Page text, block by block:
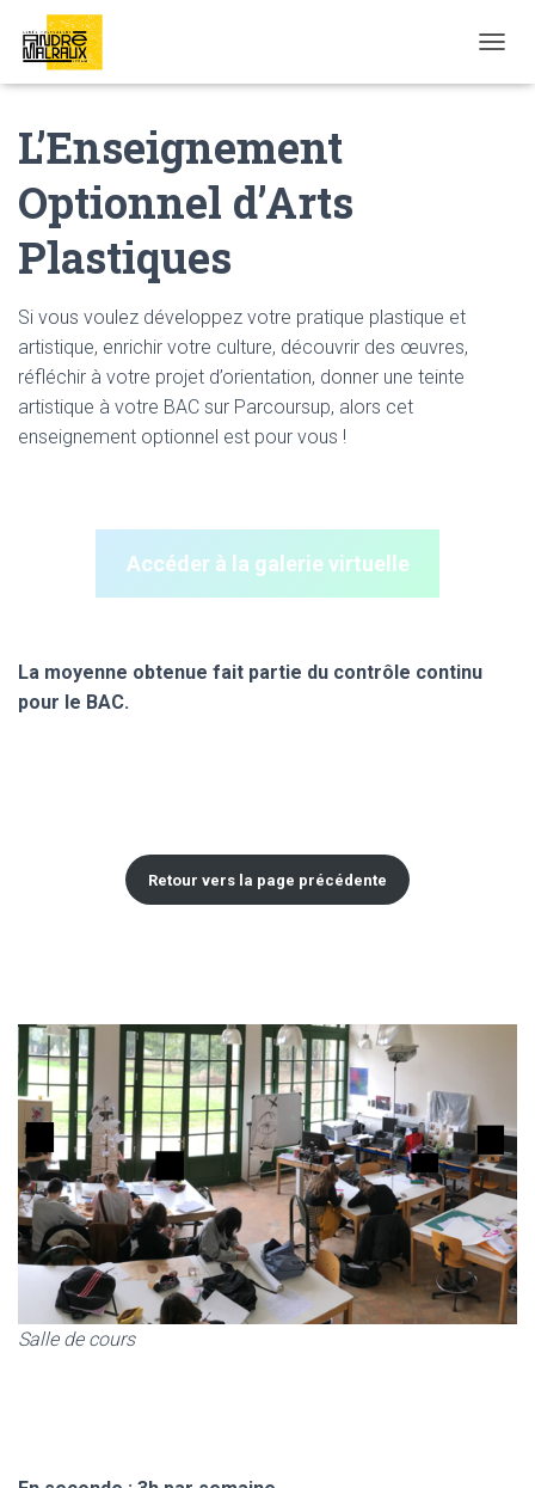
L’Enseignement
Optionnel d’Arts
Plastiques
Si vous voulez développez votre pratique plastique et
artistique, enrichir votre culture, découvrir des œuvres,
réfléchir à votre projet d’orientation, donner une teinte
artistique à votre BAC sur Parcoursup, alors cet
enseignement optionnel est pour vous !
Accéder à la galerie virtuelle
La moyenne obtenue fait partie du contrôle continu
pour le BAC.
Retour vers la page précédente
Salle de cours